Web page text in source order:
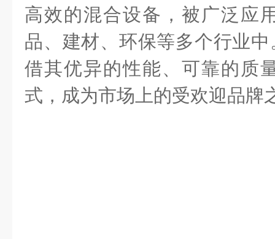
高效的混合设备，被广泛应
品、建材、环保等多个行业
借其优异的性能、可靠的质
式，成为市场上的受欢迎品牌